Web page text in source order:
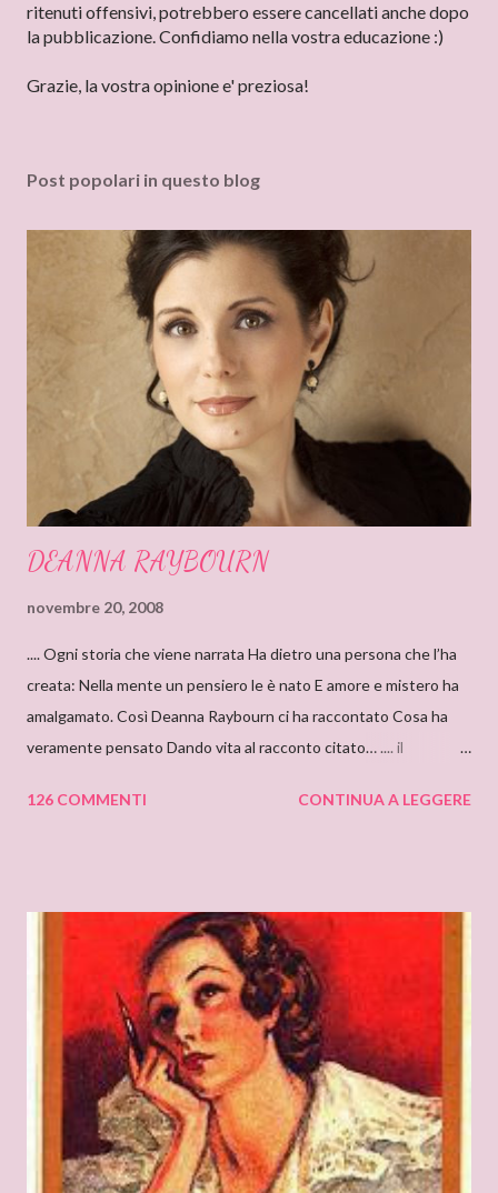
t
a
n
m
n
ritenuti offensivi, potrebbero essere cancellati anche dopo
la pubblicazione. Confidiamo nella vostra educazione :)
Grazie, la vostra opinione e' preziosa!
Post popolari in questo blog
DEANNA RAYBOURN
novembre 20, 2008
.... Ogni storia che viene narrata Ha dietro una persona che l’ha
creata: Nella mente un pensiero le è nato E amore e mistero ha
amalgamato. Così Deanna Raybourn ci ha raccontato Cosa ha
veramente pensato Dando vita al racconto citato… .... il
RAYBOURN Ciao Deanna, posso solo iniziare dicendo che sono
molto affascinante, con un intreccio poderoso e
un’ambientazione suggestiva – una tenuta di campagna in
un’antica abbazia, niente meno! E mi ha ricordato i vecchi
romanzi gotici con così tanto mistero ed elementi
soprannaturali. Hi, Deanna, I can only start saying that I’m very
very proud to interview an author like you. I’ve just finished
reading “Silent in the Sanctuary”, and I’ve found it very
intriguing, with a ponderous plot and a sug...
126 COMMENTI CONTINUA A LEGGERE